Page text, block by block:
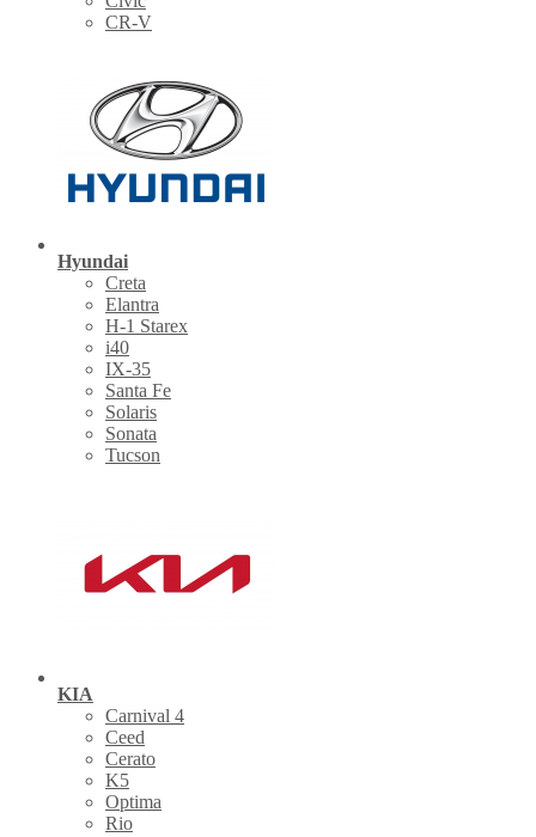
CR-V
Hyundai
Creta
Elantra
H-1 Starex
i40
IX-35
Santa Fe
Solaris
Sonata
Tucson
KIA
Carnival 4
Ceed
Cerato
K5
Optima
Rio